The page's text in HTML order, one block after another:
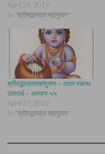
April 29, 2019
In "श्रीमद्भागवत महापुराण"
श्रीमद्भागवतमहापुराण – दशम स्कन्ध
उत्तरार्ध – अध्याय ५५
April 27, 2019
In "श्रीमद्भागवत महापुराण"